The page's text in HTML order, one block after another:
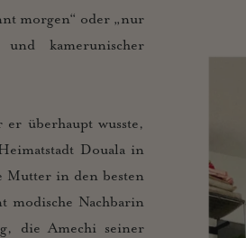
morgen“ oder „nur
kamerunischer
überhaupt wusste,
Douala in
Mutter in den besten
modische Nachbarin
die Amechi seiner